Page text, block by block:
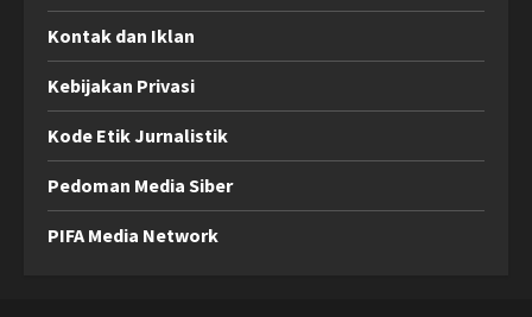
Kontak dan Iklan
Kebijakan Privasi
Kode Etik Jurnalistik
Pedoman Media Siber
PIFA Media Network